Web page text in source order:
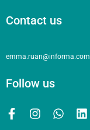
Contact us
emma.ruan@informa.com
Follow us